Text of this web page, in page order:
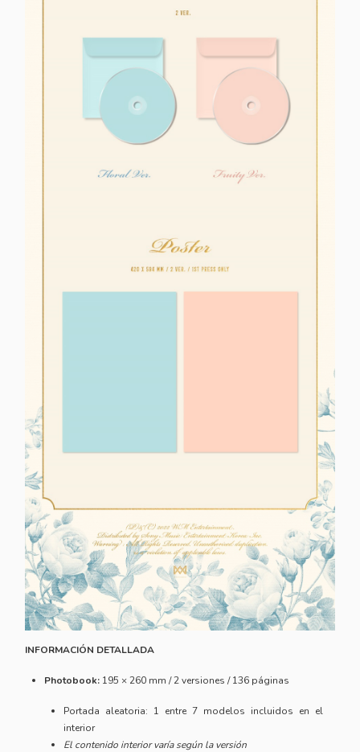
INFORMACIÓN DETALLADA
Photobook: 195 × 260 mm / 2 versiones / 136 páginas
Portada aleatoria: 1 entre 7 modelos incluidos en el
interior
El contenido interior varía según la versión